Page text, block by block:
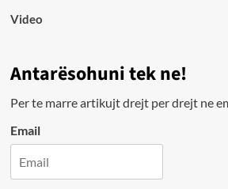
Video
Antarësohuni tek ne!
Per te marre artikujt drejt per drejt ne
Email